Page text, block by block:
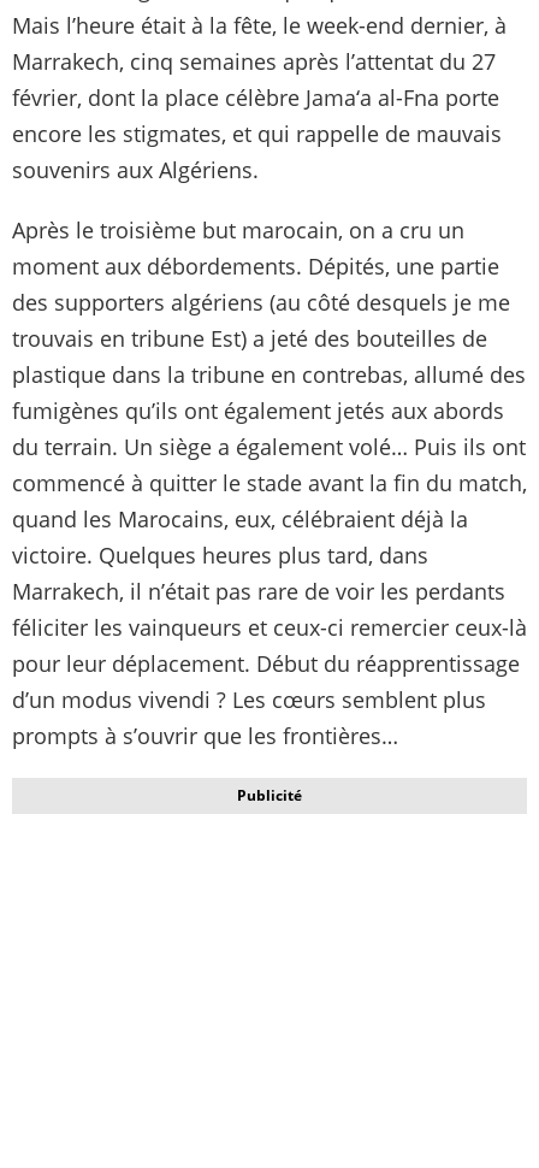
Mais l’heure était à la fête, le week-end dernier, à
Marrakech, cinq semaines après l’attentat du 27
février, dont la place célèbre Jama‘a al-Fna porte
encore les stigmates, et qui rappelle de mauvais
souvenirs aux Algériens.
Après le troisième but marocain, on a cru un
moment aux débordements. Dépités, une partie
des supporters algériens (au côté desquels je me
trouvais en tribune Est) a jeté des bouteilles de
plastique dans la tribune en contrebas, allumé des
fumigènes qu’ils ont également jetés aux abords
du terrain. Un siège a également volé… Puis ils ont
commencé à quitter le stade avant la fin du match,
quand les Marocains, eux, célébraient déjà la
victoire. Quelques heures plus tard, dans
Marrakech, il n’était pas rare de voir les perdants
féliciter les vainqueurs et ceux-ci remercier ceux-là
pour leur déplacement. Début du réapprentissage
d’un modus vivendi ? Les cœurs semblent plus
prompts à s’ouvrir que les frontières…
Publicité